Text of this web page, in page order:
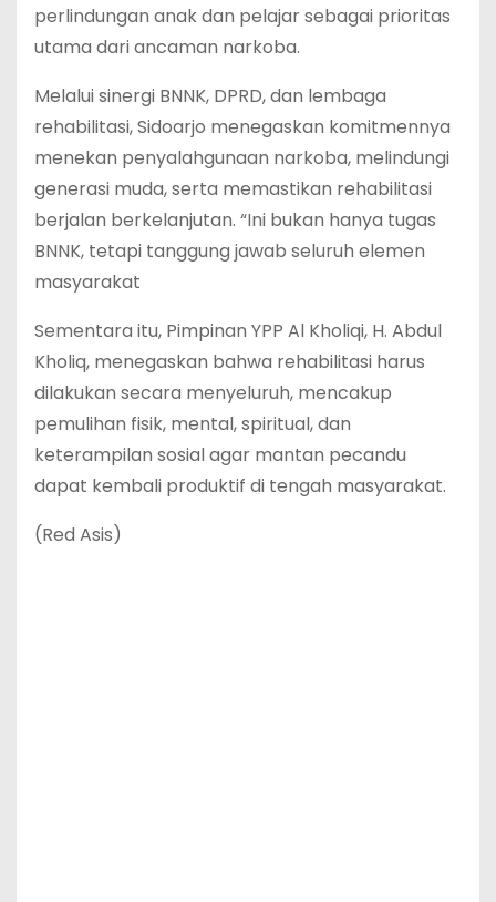
perlindungan anak dan pelajar sebagai prioritas
utama dari ancaman narkoba.
Melalui sinergi BNNK, DPRD, dan lembaga
rehabilitasi, Sidoarjo menegaskan komitmennya
menekan penyalahgunaan narkoba, melindungi
generasi muda, serta memastikan rehabilitasi
berjalan berkelanjutan. “Ini bukan hanya tugas
BNNK, tetapi tanggung jawab seluruh elemen
masyarakat
Sementara itu, Pimpinan YPP Al Kholiqi, H. Abdul
Kholiq, menegaskan bahwa rehabilitasi harus
dilakukan secara menyeluruh, mencakup
pemulihan fisik, mental, spiritual, dan
keterampilan sosial agar mantan pecandu
dapat kembali produktif di tengah masyarakat.
(Red Asis)